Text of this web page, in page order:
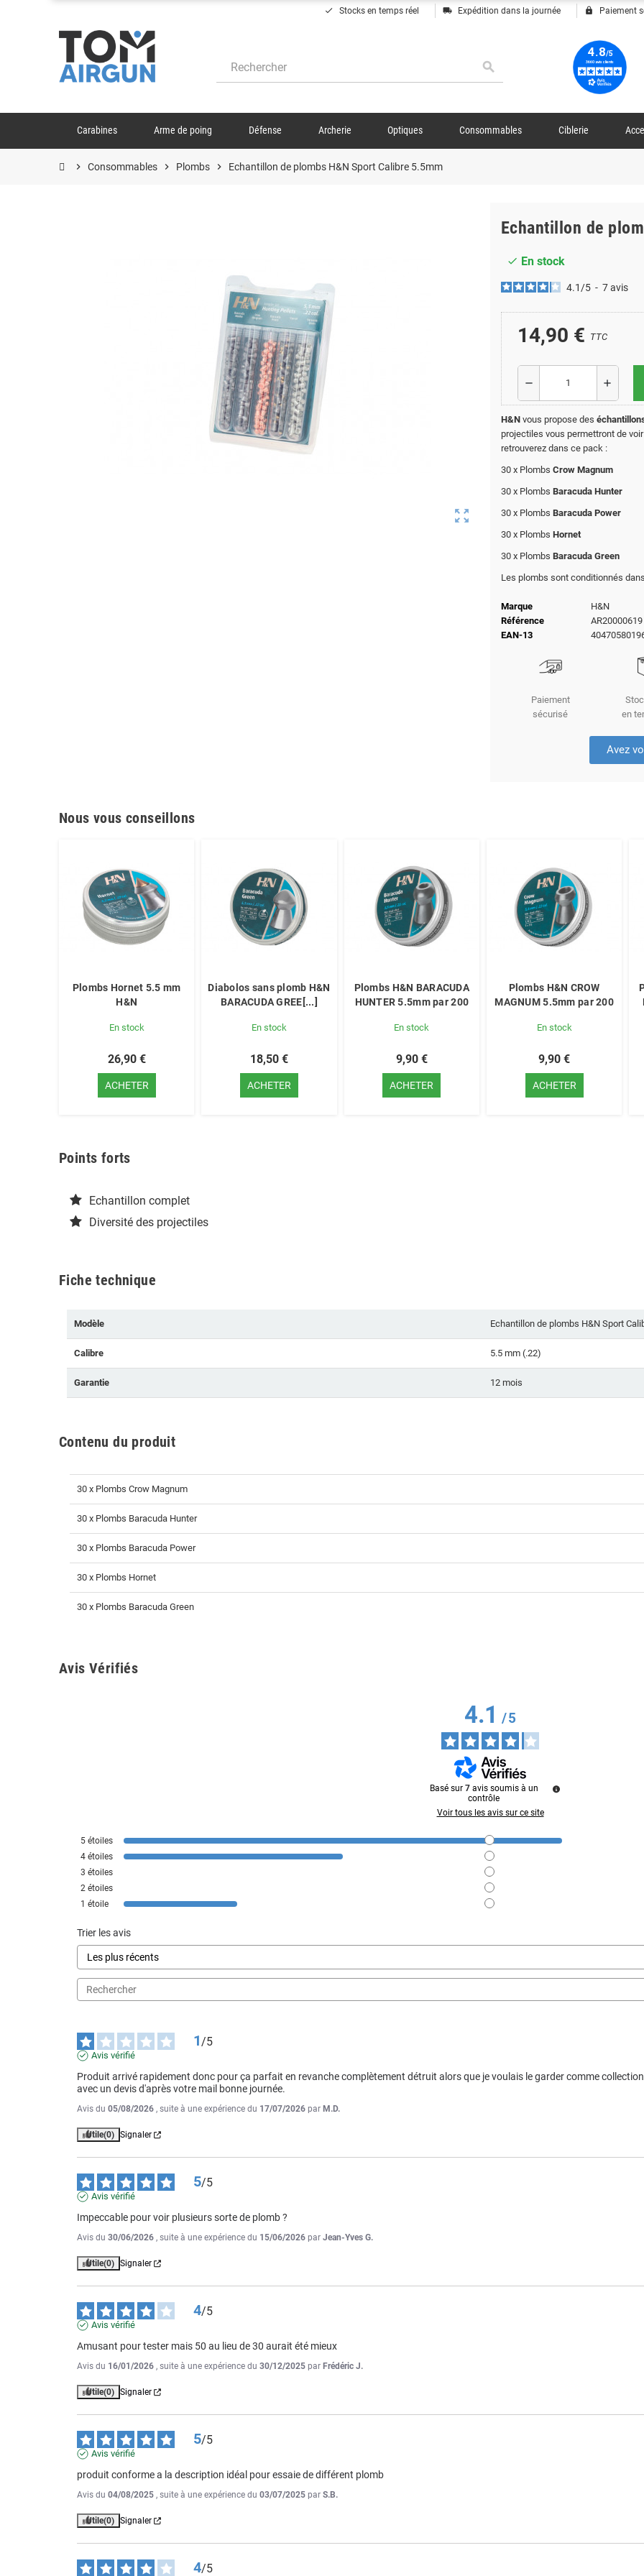
done Stocks en temps réel local_shipping Expédition dans la journée lock Paiement
search
Carabines Arme de poing Défense Archerie Optiques Consommables Ciblerie
chevron_right Consommables chevron_right Plombs chevron_right Echantillon de plombs H&N Sport Calibre 5.5mm
zoom_out_map
Echantillon de
check En stock
4.1 /5 - 7avis
14,90 € TTC
remove add
H&N vous propose des
projectiles vous permettront de
retrouverez dans ce pack :
30 x Plombs Crow Magnum
30 x Plombs Baracuda Hunter
30 x Plombs Baracuda Power
30 x Plombs Hornet
30 x Plombs Baracuda Green
Les plombs sont conditionnés
Marque
H&N
Référence
AR20000619
EAN-13
Paiement
sécurisé
en
Avez
Nous vous conseillons
Plombs Hornet 5.5 mm
H&N
En stock
26,90 €
ACHETER
Diabolos sans plomb H&N
BARACUDA GREE[...]
En stock
18,50 €
ACHETER
Plombs H&N BARACUDA
HUNTER 5.5mm par 200
En stock
9,90 €
ACHETER
Plombs H&N CROW
MAGNUM 5.5mm par 200
En stock
9,90 €
ACHETER
Points forts
Echantillon complet
Diversité des projectiles
Fiche technique
Modèle Echantillon de plombs H&N Sport
Calibre 5.5 mm (.22)
Garantie 12 mois
Contenu du produit
30 x Plombs Crow Magnum
30 x Plombs Baracuda Hunter
30 x Plombs Baracuda Power
30 x Plombs Hornet
30 x Plombs Baracuda Green
Avis Vérifiés
4.1/5
Basé sur 7 avis soumis à un
contrôle
Voir tous les avis sur ce site
5 étoiles
4 étoiles
3 étoiles
2 étoiles
1 étoile
Trier les avis
1/5
Avis vérifié
Produit arrivé rapidement donc pour ça parfait en revanche complètement détruit alors que je voulais le garder comme
avec un devis d'après votre mail bonne journée.
Avis du 05/08/2026 , suite à une expérience du 17/07/2026 par M.D.
Utile(0) Signaler
5/5
Avis vérifié
Impeccable pour voir plusieurs sorte de plomb ?
Avis du 30/06/2026 , suite à une expérience du 15/06/2026 par Jean-Yves G.
Utile(0) Signaler
4/5
Avis vérifié
Amusant pour tester mais 50 au lieu de 30 aurait été mieux
Avis du 16/01/2026 , suite à une expérience du 30/12/2025 par Frédéric J.
Utile(0) Signaler
5/5
Avis vérifié
produit conforme a la description idéal pour essaie de différent plomb
Avis du 04/08/2025 , suite à une expérience du 03/07/2025 par S.B.
Utile(0) Signaler
4/5